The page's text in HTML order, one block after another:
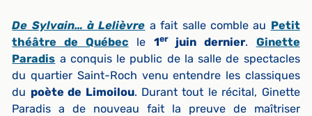
De Sylvain… à Lelièvre a fait salle comble au Petit
théâtre de Québec le 1erjuin dernier. Ginette
Paradis a conquis le public de la salle de spectacles
du quartier Saint-Roch venu entendre les classiques
du poète de Limoilou. Durant tout le récital, Ginette
Paradis a de nouveau fait la preuve de maîtriser